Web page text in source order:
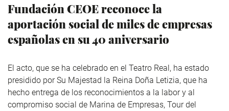
Fundación CEOE reconoce la
aportación social de miles de empresas
españolas en su 40 aniversario
El acto, que se ha celebrado en el Teatro Real, ha estado
presidido por Su Majestad la Reina Doña Letizia, que ha
hecho entrega de los reconocimientos a la labor y al
compromiso social de Marina de Empresas, Tour del